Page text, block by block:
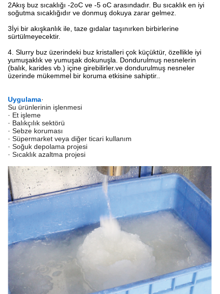
2Akış buz sıcaklığı -2oC ve -5 oC arasındadır. Bu sıcaklık en iyi
soğutma sıcaklığıdır ve donmuş dokuya zarar gelmez.
3İyi bir akışkanlık ile, taze gıdalar taşınırken birbirlerine
sürtülmeyecektir.
4. Slurry buz üzerindeki buz kristalleri çok küçüktür, özellikle iyi
yumuşaklık ve yumuşak dokunuşla. Dondurulmuş nesnelerin
(balık, karides vb.) içine girebilirler.ve dondurulmuş nesneler
üzerinde mükemmel bir koruma etkisine sahiptir..
Uygulama·
Su ürünlerinin işlenmesi
· Et işleme
· Balıkçılık sektörü
· Sebze koruması
· Süpermarket veya diğer ticari kullanım
· Soğuk depolama projesi
· Sıcaklık azaltma projesi